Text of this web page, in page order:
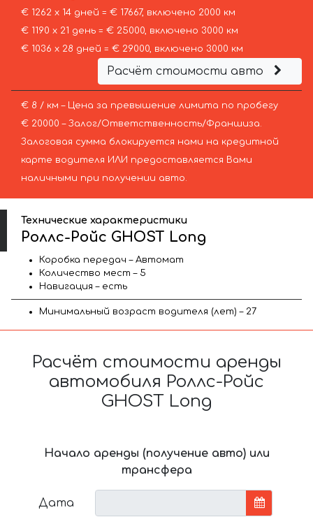
€ 1262 х 14 дней = € 17667, включено 2000 км
€ 1190 х 21 день = € 25000, включено 3000 км
€ 1036 х 28 дней = € 29000, включено 3000 км
Расчёт стоимости авто
€ 8 / км – Цена за превышение лимита по пробегу
€ 20000 – Залог/Ответственность/Франшиза.
Залоговая сумма блокируется нами на кредитной
карте водителя ИЛИ предоставляется Вами
наличными при получении авто.
Технические характеристики
Роллс-Ройс GHOST Long
Коробка передач – Автомат
Количество мест – 5
Навигация – есть
Минимальный возраст водителя (лет) – 27
Расчёт стоимости аренды
автомобиля Роллс-Ройс
GHOST Long
Начало аренды (получение авто) или
трансфера
Дата